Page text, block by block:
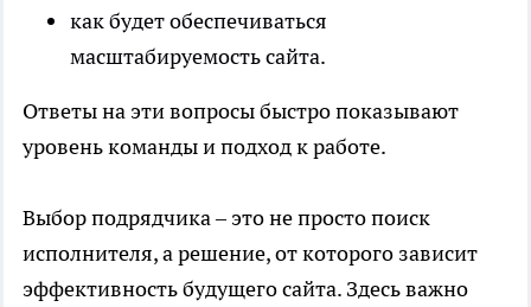
как будет обеспечиваться
масштабируемость сайта.
Ответы на эти вопросы быстро показывают
уровень команды и подход к работе.
Выбор подрядчика – это не просто поиск
исполнителя, а решение, от которого зависит
эффективность будущего сайта. Здесь важно